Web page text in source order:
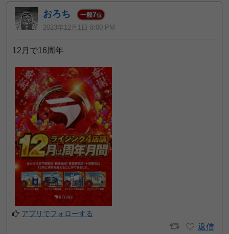
おろち 一般7位
2023年12月1日 8:00 PM
12月で16周年
アプリでフォローする
返信